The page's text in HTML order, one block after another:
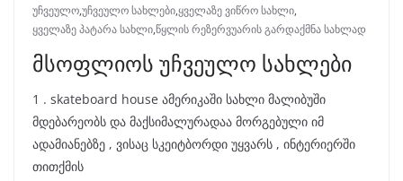
უჩვეულო,უჩვეულო სახლები,ყველაზე ვიწრო სახლი,
ყველაზე პატარა სახლი,წყლის რეზერვუარის გარდაქმნა სახლად
მსოფლიოს უჩვეულო სახლები
1 . skateboard house ამერიკაში სახლი მალიბუში
მდებარეობს და მაქსიმალურადაა მორგებული იმ
ადამიანებზე , ვისაც სკეიტბორდი უყვარს , ინტერიერში
თითქმის